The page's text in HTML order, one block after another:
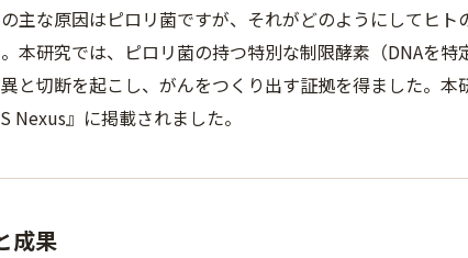
主な原因はピロリ菌ですが、それがどのようにしてヒ
本研究では、ピロリ菌の持つ特別な制限酵素（DNAを
と切断を起こし、がんをつくり出す証拠を得ました。
Nexus』に掲載されました。
成果